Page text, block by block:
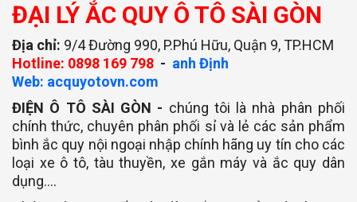
ĐẠI LÝ ẮC QUY Ô TÔ SÀI GÒN
Địa chỉ: 9/4 Đường 990, P.Phú Hữu, Quận 9, TP.HCM
Hotline: 0898 169 798 - anh Định
Web: acquyotovn.com
ĐIỆN Ô TÔ SÀI GÒN - chúng tôi là nhà phân phối
chính thức, chuyên phân phối sỉ và lẻ các sản phẩm
bình ắc quy nội ngoại nhập chính hãng uy tín cho các
loại xe ô tô, tàu thuyền, xe gắn máy và ắc quy dân
dụng….